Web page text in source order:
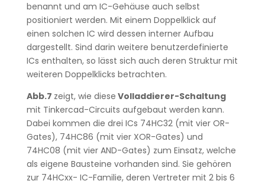
benannt und am IC-Gehäuse auch selbst
positioniert werden. Mit einem Doppelklick auf
einen solchen IC wird dessen interner Aufbau
dargestellt. Sind darin weitere benutzerdefinierte
ICs enthalten, so lässt sich auch deren Struktur mit
weiteren Doppelklicks betrachten.
Abb.7 zeigt, wie diese Volladdierer-Schaltung
mit Tinkercad-Circuits aufgebaut werden kann.
Dabei kommen die drei ICs 74HC32 (mit vier OR-
Gates), 74HC86 (mit vier XOR-Gates) und
74HC08 (mit vier AND-Gates) zum Einsatz, welche
als eigene Bausteine vorhanden sind. Sie gehören
zur 74HCxx- IC-Familie, deren Vertreter mit 2 bis 6